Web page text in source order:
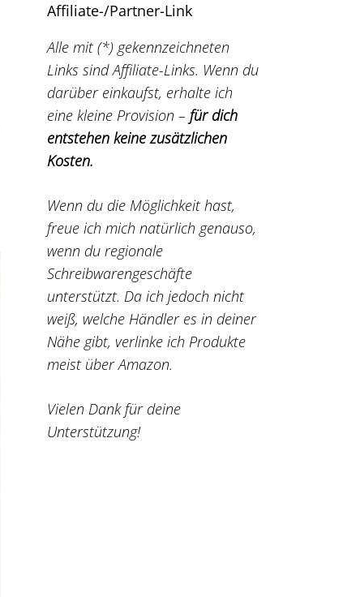
Affiliate-/Partner-Link
Alle mit (*) gekennzeichneten
Links sind Affiliate-Links. Wenn du
darüber einkaufst, erhalte ich
eine kleine Provision –für dich
entstehen keine zusätzlichen
Kosten.
Wenn du die Möglichkeit hast,
freue ich mich natürlich genauso,
wenn du regionale
Schreibwarengeschäfte
unterstützt. Da ich jedoch nicht
weiß, welche Händler es in deiner
Nähe gibt, verlinke ich Produkte
meist über Amazon.
Vielen Dank für deine
Unterstützung!